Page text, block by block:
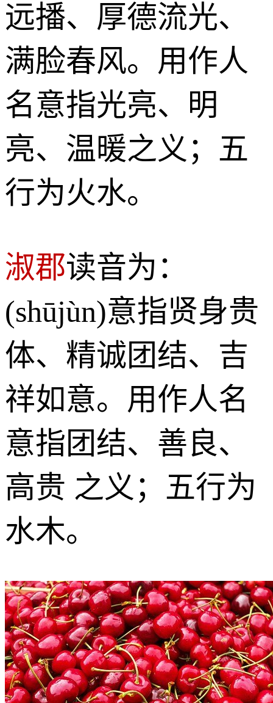
远播、厚德流光、
满脸春风。用作人
名意指光亮、明
亮、温暖之义；五
行为火水。
淑郡读音为：
(shūjùn)意指贤身贵
体、精诚团结、吉
祥如意。用作人名
意指团结、善良、
高贵 之义；五行为
水木。